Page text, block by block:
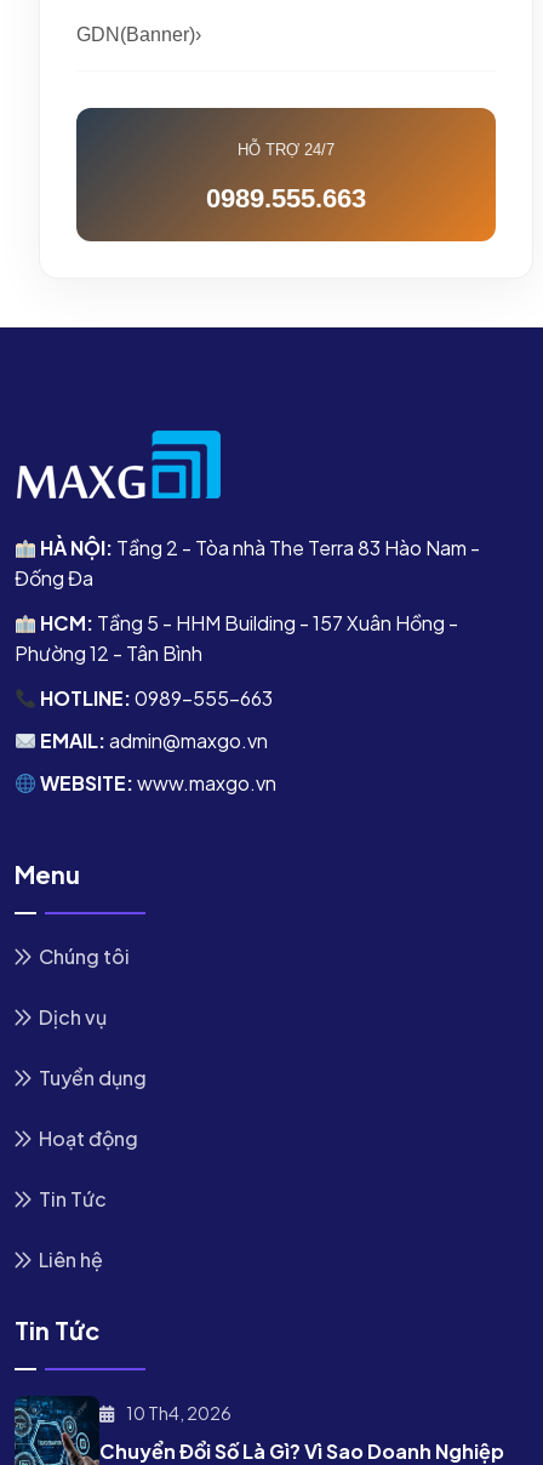
GDN(Banner)›
HỖ TRỢ 24/7
0989.555.663
HÀ NỘI: Tầng 2 - Tòa nhà The Terra 83 Hào Nam -
Đống Đa
HCM: Tầng 5 - HHM Building - 157 Xuân Hồng -
Phường 12 - Tân Bình
HOTLINE:0989-555-663
EMAIL:admin@maxgo.vn
WEBSITE:www.maxgo.vn
Menu
Chúng tôi
Dịch vụ
Tuyển dụng
Hoạt động
Tin Tức
Liên hệ
Tin Tức
10 Th4, 2026
Chuyển Đổi Số Là Gì? Vì Sao Doanh Nghiệp